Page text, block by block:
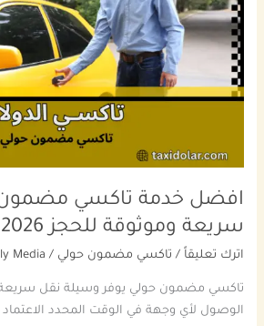
افضل خدمة تاكسي
سريعة وموثوقة للحجز 2026
اترك تعليقاً / تاكسي مضمون حولي /
Media
تاكسي مضمون حولي يوفر وسيلة نقل سريعة
الوصول لأي وجهة في الوقت المحدد
تاكسي
مضمون
حولي
خدمة
سريعة
2026